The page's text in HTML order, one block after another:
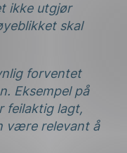
ikke utgjør
skal
forventet
Eksempel på
feilaktig lagt,
være relevant å